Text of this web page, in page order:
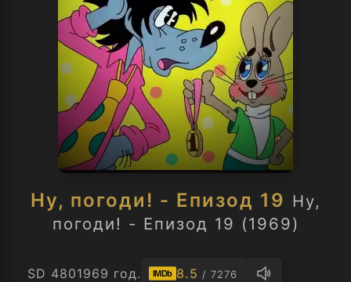
Ну, погоди! - Епизод 19 Ну,
погоди! - Епизод 19 (1969)
SD 4801969 год. IMDb 8.5 / 7276